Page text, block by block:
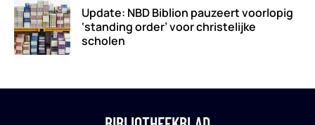
Update: NBD Biblion pauzeert voorlopig
‘standing order’ voor christelijke
scholen